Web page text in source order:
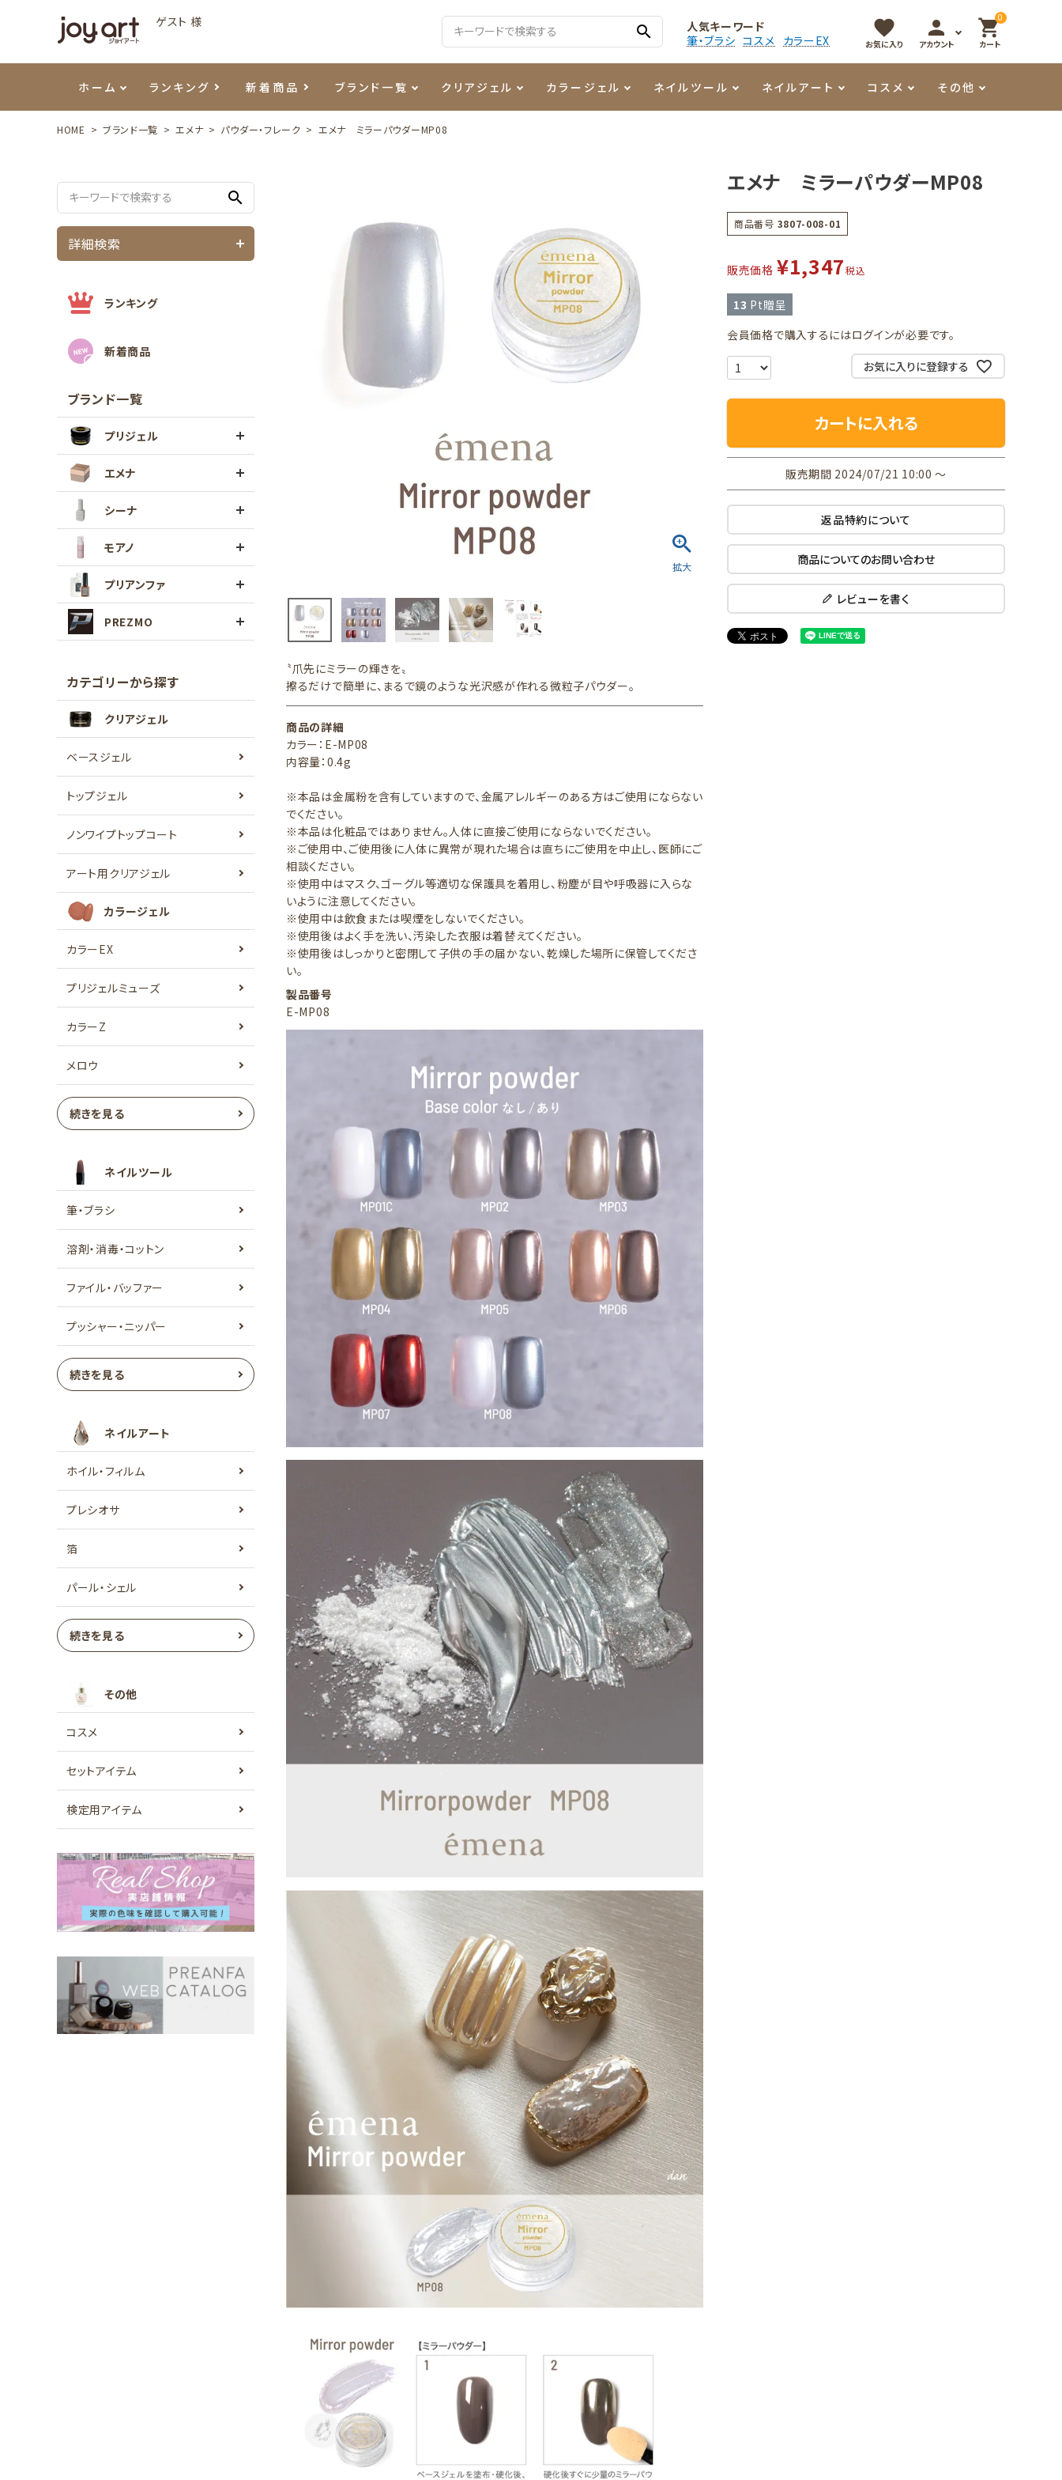
ゲスト 様
search
人気キーワード
筆・ブラシ コスメ カラーEX
favorite
お気に入り
person
アカウント
0
shopping_cart
カート
ホーム ランキング 新着商品 ブランド一覧
モアノ
クリアジェル カラージェル
ウェービージェル
マグネティジェル マグネティフラッシュジェル アートインク
フラッシュジェル シーナカラージェルポリッシュ その他カラージェル
ネイルツール
ネイルケア用品
ネイルマシン LEDライト その他ネイルツール
ネイルアート
メタルパーツ
コスメ その他
HOME ブランド一覧 エメナ パウダー・フレーク エメナ ミラーパウダーMP08
search
詳細検索
ランキング
新着商品
ブランド一覧
プリジェル
エメナ
シーナ
モアノ
プリアンファ
PREZMO
カテゴリーから探す
クリアジェル
ベースジェル
トップジェル
ノンワイプトップコート
アート用クリアジェル
カラージェル
カラーEX
プリジェルミューズ
カラーZ
メロウ
続きを見る
ネイルツール
筆・ブラシ
溶剤・消毒・コットン
ファイル・バッファー
プッシャー・ニッパー
続きを見る
ネイルアート
ホイル・フィルム
プレシオサ
箔
パール・シェル
続きを見る
その他
コスメ
セットアイテム
検定用アイテム
〝爪先にミラーの輝きを〟
擦るだけで簡単に、まるで鏡のような光沢感が作れる微粒子パウダー。
商品の詳細
カラー：E-MP08
内容量：0.4g
※本品は金属粉を含有していますので、金属アレルギーのある方はご使用にならない
でください。
※本品は化粧品ではありません。人体に直接ご使用にならないでください。
※ご使用中、ご使用後に人体に異常が現れた場合は直ちにご使用を中止し、医師にご
相談ください。
※使用中はマスク、ゴーグル等適切な保護具を着用し、粉塵が目や呼吸器に入らな
いように注意してください。
※使用中は飲食または喫煙をしないでください。
※使用後はよく手を洗い、汚染した衣服は着替えてください。
※使用後はしっかりと密閉して子供の手の届かない、乾燥した場所に保管してくださ
い。
製品番号
E-MP08
エメナ ミラーパウダーMP08
商品番号 3807-008-01
販売価格 ¥1,347税込
13 Pt贈呈
会員価格で購入するにはログインが必要です。
お気に入りに登録する
カートに入れる
販売期間 2024/07/21 10:00〜
返品特約について
商品についてのお問い合わせ
レビューを書く